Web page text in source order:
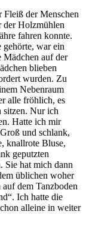
der Menschen
der Holzmühlen
fahren konnte.
gehörte, war ein
Mädchen auf der
blieben
wurden. Zu
Nebenraum
alle fröhlich, es
sitzen. Nur ich
Hatte ich mir
und schlank,
knallrote Bluse,
geputzten
Sie hat mich dann
üblichen woher
dem Tanzboden
. Ich hatte die
alleine in weiter